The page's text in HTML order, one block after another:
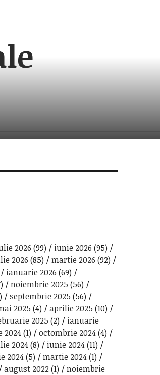
2026 (99) iunie 2026 (95)
2026 (85) martie 2026 (92)
ianuarie 2026 (69)
noiembrie 2025 (56)
septembrie 2025 (56)
2025 (4) aprilie 2025 (10)
2025 (2)
ianuarie
2024(1) octombrie 2024(4)
2024(8) iunie 2024(11)
2024(5) martie 2024(1)
august 2022(1)
noiembrie